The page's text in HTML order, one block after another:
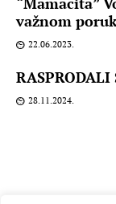
važnom
22.06.2023.
28.11.2024.